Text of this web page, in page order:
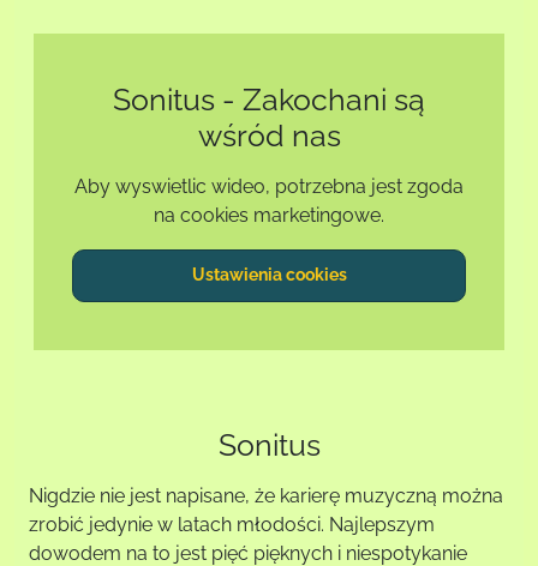
Sonitus - Zakochani są
wśród nas
Aby wyswietlic wideo, potrzebna jest zgoda
na cookies marketingowe.
Ustawienia cookies
Sonitus
Nigdzie nie jest napisane, że karierę muzyczną można
zrobić jedynie w latach młodości. Najlepszym
dowodem na to jest pięć pięknych i niespotykanie